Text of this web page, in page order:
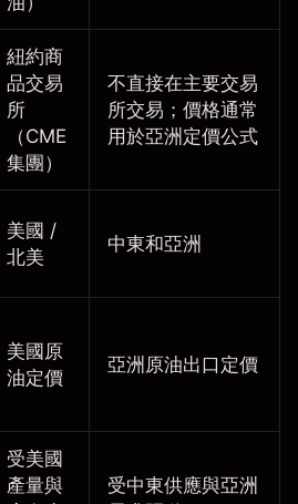
紐約商
品交易
所
（CME
集團）
不直接在主要交易
所交易；價格通常
用於亞洲定價公式
美國 /
北美
中東和亞洲
美國原
油定價
亞洲原油出口定價
受美國
產量與
受中東供應與亞洲